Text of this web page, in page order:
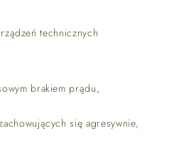
technicznych
brakiem prądu,
się agresywnie,